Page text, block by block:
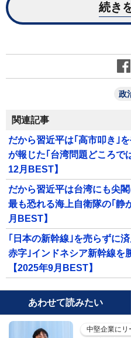
続き
政
関連記事
だから習近平は｢高市叩き｣
が報じた｢台湾問題どころで
12月BEST】
だから習近平は台湾にも尖
最も恐れる海上自衛隊の｢静
月BEST】
｢日本の新幹線｣を売らずに
赤字｣インドネシア新幹線を
【2025年9月BEST】
あわせて読みたい
中堅企業にリ